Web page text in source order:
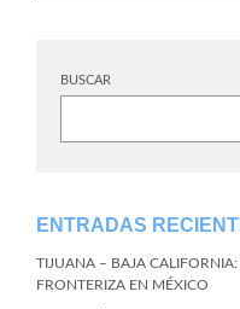
BUSCAR
ENTRADAS
TIJUANA – BAJA
FRONTERIZA EN MÉXICO